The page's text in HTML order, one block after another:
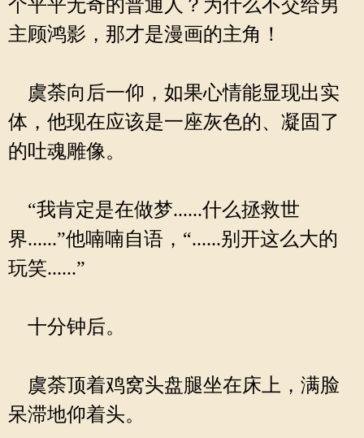
个平平无奇的普通人？为什么不交给男
主顾鸿影，那才是漫画的主角！
虞荼向后一仰，如果心情能显现出实
体，他现在应该是一座灰色的、凝固了
的吐魂雕像。
“我肯定是在做梦......什么拯救世
界......”他喃喃自语，“......别开这么大的
玩笑......”
十分钟后。
虞荼顶着鸡窝头盘腿坐在床上，满脸
呆滞地仰着头。